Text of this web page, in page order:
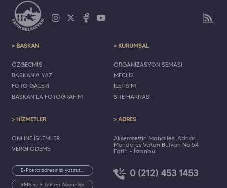
> BAŞKAN
ÖZGEÇMİŞ
BAŞKAN'A YAZ
FOTO GALERİ
BAŞKAN'LA FOTOĞRAFIM
> KURUMSAL
ORGANİZASYON ŞEMASI
MECLİS
İLETİŞİM
SİTE HARİTASI
> HİZMETLER
ONLINE İŞLEMLER
VERGİ ÖDEME
SMS ve E-bülten Aboneliği
> ADRES
Akşemsettin Mahallesi Adnan
Menderes Vatan Bulvarı No:54
Fatih - İstanbul
0 (212) 453 1453